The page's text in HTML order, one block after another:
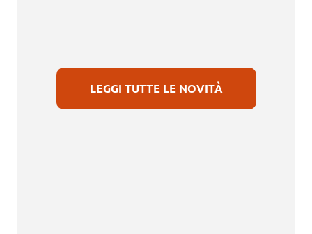
LEGGI TUTTE LE NOVITÀ